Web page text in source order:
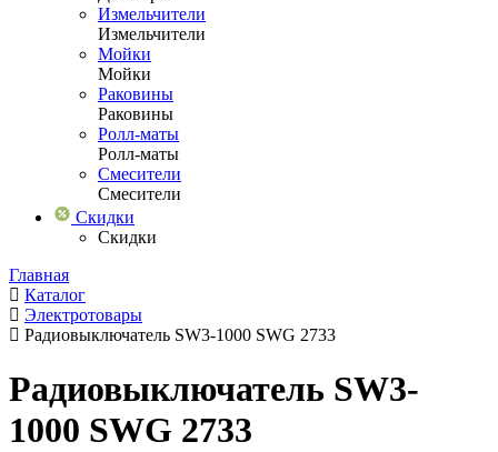
Измельчители
Измельчители
Мойки
Мойки
Раковины
Раковины
Ролл-маты
Ролл-маты
Смесители
Смесители
Скидки
Скидки
Главная
Каталог
Электротовары
Радиовыключатель SW3-1000 SWG 2733
Радиовыключатель SW3-
1000 SWG 2733